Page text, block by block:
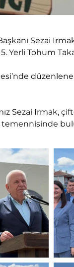
Sezai
Yerli Tohum
Sezai Irmak,
temennisinde